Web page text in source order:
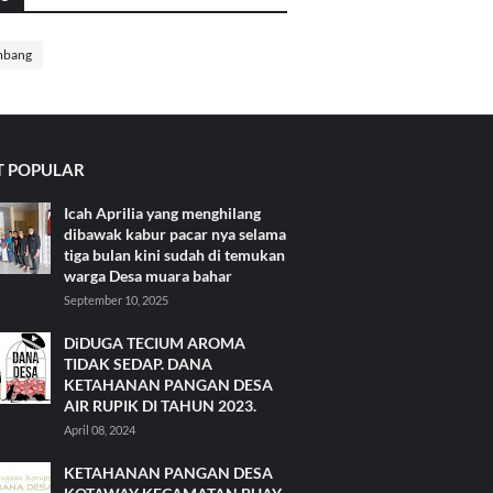
POPULAR
Icah Aprilia yang menghilang
dibawak kabur pacar nya selama
tiga bulan kini sudah di temukan
warga Desa muara bahar
September 10, 2025
DiDUGA TECIUM AROMA
TIDAK SEDAP. DANA
KETAHANAN PANGAN DESA
AIR RUPIK DI TAHUN 2023.
April 08, 2024
KETAHANAN PANGAN DESA